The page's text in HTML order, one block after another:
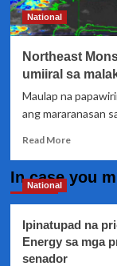
National
Northeast
umiiral sa
Maulap na
ang mararanasan
Read MoreRead
Northeast
Tail-
end
In case you
National
Ipinatupad na
Energy sa mga
senador